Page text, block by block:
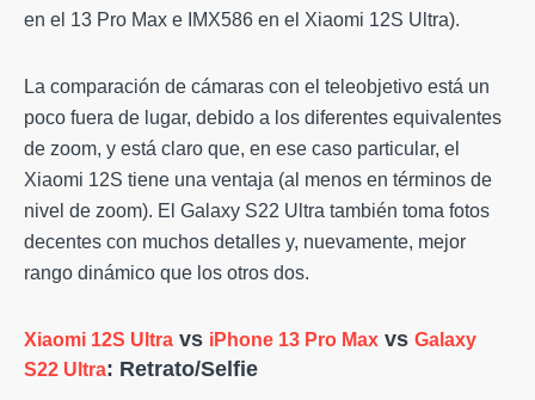
en el 13 Pro Max e IMX586 en el Xiaomi 12S Ultra).
La comparación de cámaras con el teleobjetivo está un
poco fuera de lugar, debido a los diferentes equivalentes
de zoom, y está claro que, en ese caso particular, el
Xiaomi 12S tiene una ventaja (al menos en términos de
nivel de zoom). El Galaxy S22 Ultra también toma fotos
decentes con muchos detalles y, nuevamente, mejor
rango dinámico que los otros dos.
Xiaomi 12S Ultra vs iPhone 13 Pro Max vs Galaxy
S22 Ultra: Retrato/Selfie